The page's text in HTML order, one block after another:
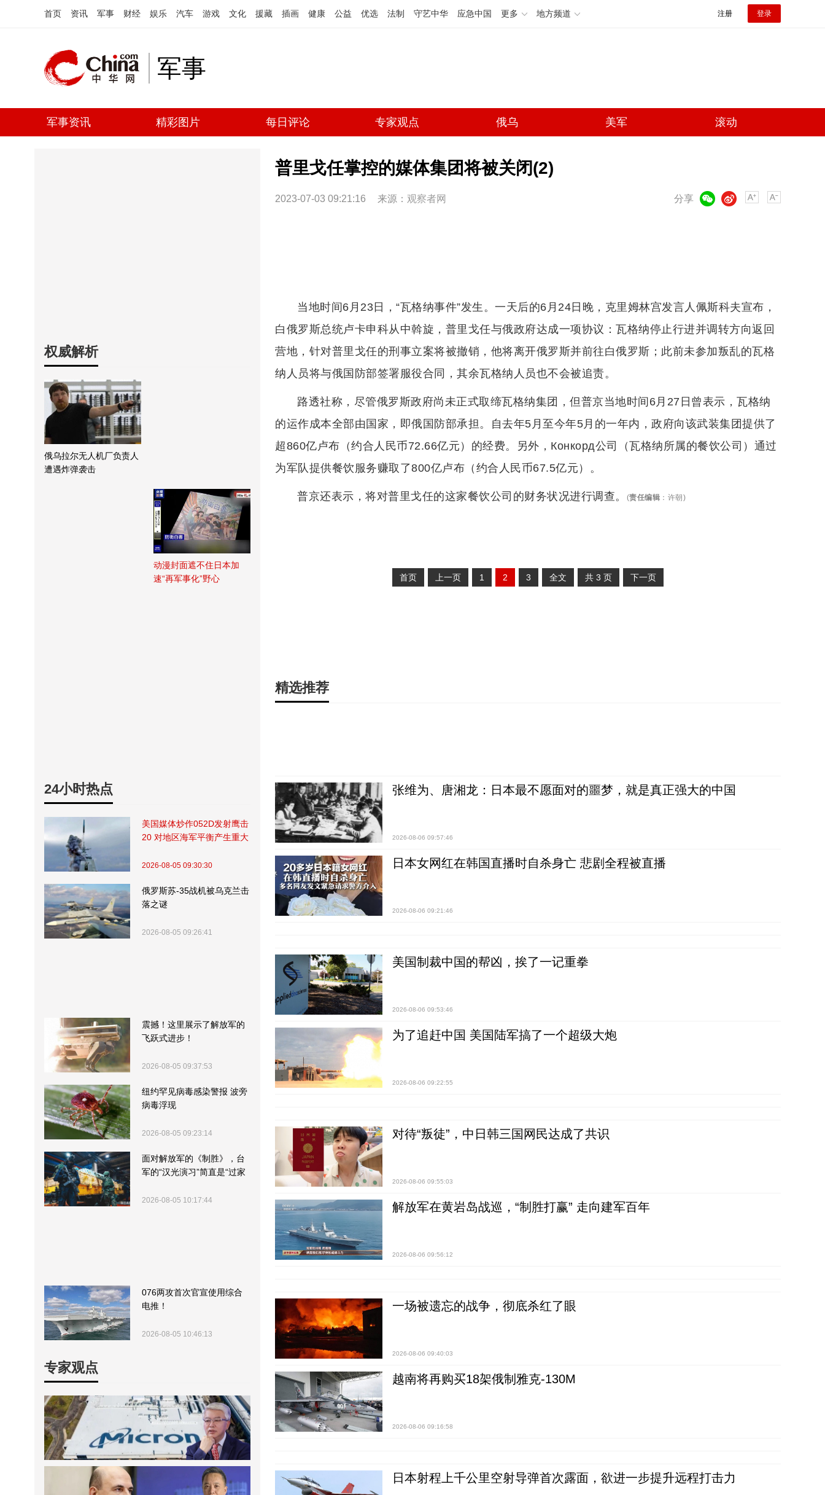
首页 资讯 军事 财经 娱乐 汽车 游戏 文化 援藏 插画 健康 公益 优选 法制 守艺中华 应急中国 更多 地方频道 注册 登录
军事
军事资讯 精彩图片 每日评论 专家观点 俄乌 美军 滚动
权威解析
俄乌拉尔无人机厂负责人
遭遇炸弹袭击
动漫封面遮不住日本加
速“再军事化”野心
24小时热点
美国媒体炒作052D发射鹰击
20 对地区海军平衡产生重大
2026-08-05 09:30:30
俄罗斯苏-35战机被乌克兰击
落之谜
2026-08-05 09:26:41
震撼！这里展示了解放军的
飞跃式进步！
2026-08-05 09:37:53
纽约罕见病毒感染警报 波旁
病毒浮现
2026-08-05 09:23:14
面对解放军的《制胜》，台
军的“汉光演习”简直是“过家
2026-08-05 10:17:44
076两攻首次官宣使用综合
电推！
2026-08-05 10:46:13
专家观点
普里戈任掌控的媒体集团将被关闭(2)
2023-07-03 09:21:16 来源： 观察者网 分享
微博
当地时间6月23日，“瓦格纳事件”发生。一天后的6月24日晚，克里姆林宫发言人佩斯科夫宣布，
白俄罗斯总统卢卡申科从中斡旋，普里戈任与俄政府达成一项协议：瓦格纳停止行进并调转方向返回
营地，针对普里戈任的刑事立案将被撤销，他将离开俄罗斯并前往白俄罗斯；此前未参加叛乱的瓦格
纳人员将与俄国防部签署服役合同，其余瓦格纳人员也不会被追责。
路透社称，尽管俄罗斯政府尚未正式取缔瓦格纳集团，但普京当地时间6月27日曾表示，瓦格纳
的运作成本全部由国家，即俄国防部承担。自去年5月至今年5月的一年内，政府向该武装集团提供了
超860亿卢布（约合人民币72.66亿元）的经费。另外，Конкорд公司（瓦格纳所属的餐饮公司）通过
为军队提供餐饮服务赚取了800亿卢布（约合人民币67.5亿元）。
普京还表示，将对普里戈任的这家餐饮公司的财务状况进行调查。 (责任编辑 ： 许朝 )
首页 上一页 1 2 3 全文 共 3 页 下一页
精选推荐
张维为、唐湘龙：日本最不愿面对的噩梦，就是真正强大的中国
2026-08-06 09:57:46
日本女网红在韩国直播时自杀身亡 悲剧全程被直播
2026-08-06 09:21:46
美国制裁中国的帮凶，挨了一记重拳
2026-08-06 09:53:46
为了追赶中国 美国陆军搞了一个超级大炮
2026-08-06 09:22:55
对待“叛徒”，中日韩三国网民达成了共识
2026-08-06 09:55:03
解放军在黄岩岛战巡，“制胜打赢” 走向建军百年
2026-08-06 09:56:12
一场被遗忘的战争，彻底杀红了眼
2026-08-06 09:40:03
越南将再购买18架俄制雅克-130M
2026-08-06 09:16:58
日本射程上千公里空射导弹首次露面，欲进一步提升远程打击力